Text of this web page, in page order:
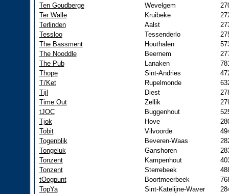
Ten Goudberge
Wevelgem
Ter Walle
Kruibeke
Terlinden
Aalst
Tessloo
Tessenderlo
The Bassment
Houthalen
The Nooddle
Beernem
The Pub
Lanaken
Thope
Sint-Andries
Ti'Ket
Rupelmonde
Tijl
Diest
Time Out
Zellik
tJOC
Buggenhout
Tjok
Hove
Tobit
Vilvoorde
Togenblik
Beveren-Waas
Tongeluk
Ganshoren
Tonzent
Kampenhout
Tonzent
Sterrebeek
tOogpunt
Boortmeerbeek
TopYa
Sint-Katelijne-Waver